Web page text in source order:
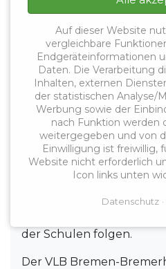
Konsequenzen führt.
Erfassung praxistauglich
zusätzlicher Bürokratie
besonderen
Schulen angemessen
Wichtig wird außerdem
gewonnenen Daten
werden. Eine reine
Arbeitszeit reicht nicht
dass Aufgabenfülle und
konkrete Maßnahmen
der Schulen folgen.
Der VLB Bremen-
Auf dieser Website
vergleichbare
Endgeräteinformationen
Daten. Die Verarbeitung
Inhalten, externen
der statistischen Analyse/
Werbung sowie der
nach Funktion werden
weitergegeben und von
Einwilligung ist freiwillig,
Website nicht erforderlich
Icon links unten
Datenschutz